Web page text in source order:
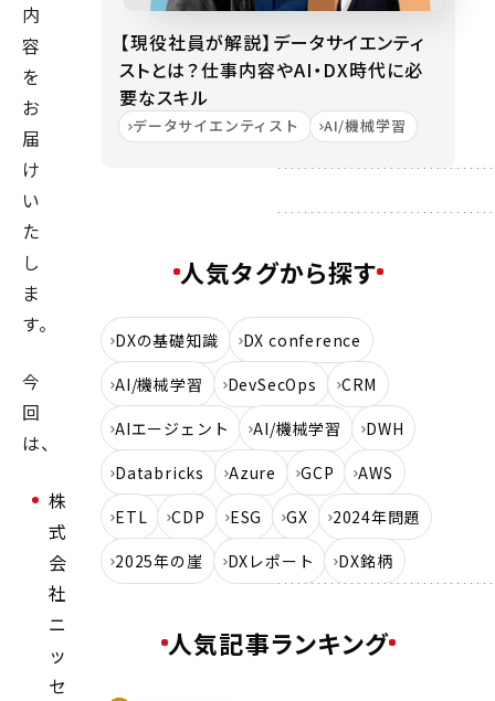
内
容
を
お
届
け
い
た
し
ま
す。
今
回
は、
株
式
会
社
ニ
ッ
セ
【現役社員が解説】データサイエンティ
ストとは？仕事内容やAI・DX時代に必
要なスキル
データサイエンティスト AI/機械学習
人気タグから探す
DXの基礎知識
DX conference
AI/機械学習
DevSecOps
CRM
AIエージェント
AI/機械学習
DWH
Databricks
Azure GCP
AWS
ETL
CDP ESG GX
2024年問題
2025年の崖
DXレポート DX銘柄
人気記事ランキング